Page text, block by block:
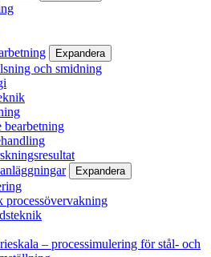
Expandera
och smidning
bearbetning
Expandera
processövervakning
– processimulering för stål- och